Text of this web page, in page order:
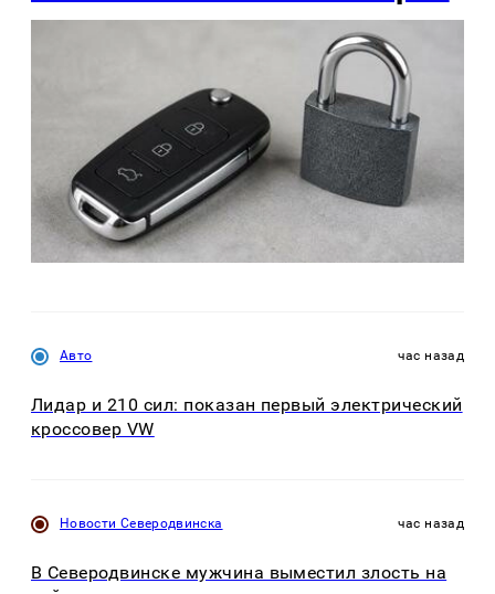
Авто час назад
Лидар и 210 сил: показан первый электрический
кроссовер VW
Новости Северодвинска час назад
В Северодвинске мужчина выместил злость на